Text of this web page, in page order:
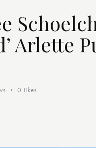
Arlette
0 Likes